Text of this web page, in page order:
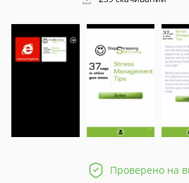
Проверено на